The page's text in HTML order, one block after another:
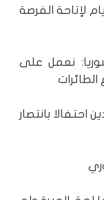
في منطقة منبج وريفها لمدة 4 أيام لإتاحة الفرصة
نعمل على
الطائرات
احتفالا بانتصار